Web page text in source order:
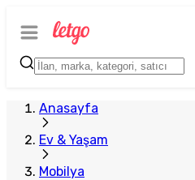
Anasayfa
Ev & Yaşam
Mobilya